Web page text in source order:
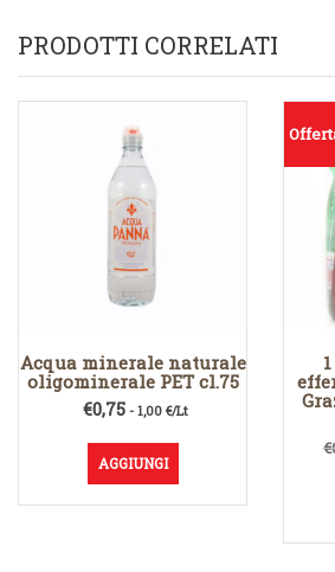
PRODOTTI CORRELATI
Acqua minerale naturale
oligominerale PET cl.75
€0,75 - 1,00 €/Lt
AGGIUNGI
€